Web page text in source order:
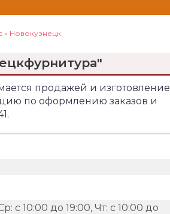
» Новокузнецк
продажей и
по оформлению заказов и
с 10:00 до 19:00, Чт: с 10:00 до